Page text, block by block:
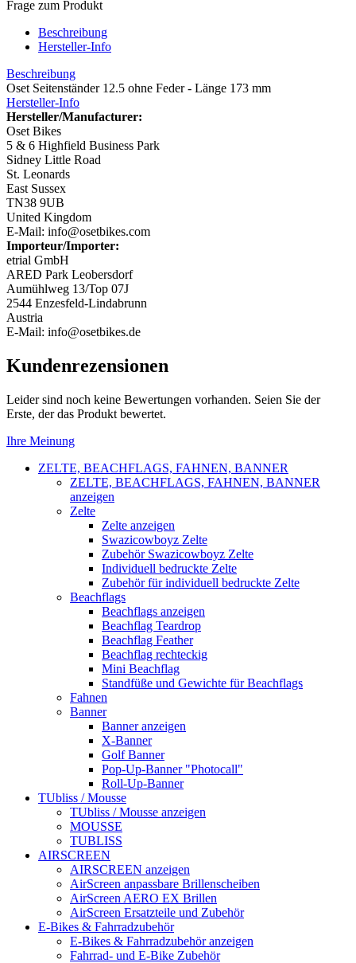
Frage zum Produkt
Beschreibung
Hersteller-Info
Beschreibung
Oset Seitenständer 12.5 ohne Feder - Länge 173 mm
Hersteller-Info
Hersteller/Manufacturer:
Oset Bikes
5 & 6 Highfield Business Park
Sidney Little Road
St. Leonards
East Sussex
TN38 9UB
United Kingdom
E-Mail: info@osetbikes.com
Importeur/Importer:
etrial GmbH
ARED Park Leobersdorf
Aumühlweg 13/Top 07J
2544 Enzesfeld-Lindabrunn
Austria
E-Mail: info@osetbikes.de
Kundenrezensionen
Leider sind noch keine Bewertungen vorhanden. Seien Sie der
Erste, der das Produkt bewertet.
Ihre Meinung
ZELTE, BEACHFLAGS, FAHNEN, BANNER
ZELTE, BEACHFLAGS, FAHNEN, BANNER
anzeigen
Zelte
Zelte anzeigen
Swazicowboyz Zelte
Zubehör Swazicowboyz Zelte
Individuell bedruckte Zelte
Zubehör für individuell bedruckte Zelte
Beachflags
Beachflags anzeigen
Beachflag Teardrop
Beachflag Feather
Beachflag rechteckig
Mini Beachflag
Standfüße und Gewichte für Beachflags
Fahnen
Banner
Banner anzeigen
X-Banner
Golf Banner
Pop-Up-Banner "Photocall"
Roll-Up-Banner
TUbliss / Mousse
TUbliss / Mousse anzeigen
MOUSSE
TUBLISS
AIRSCREEN
AIRSCREEN anzeigen
AirScreen anpassbare Brillenscheiben
AirScreen AERO EX Brillen
AirScreen Ersatzteile und Zubehör
E-Bikes & Fahrradzubehör
E-Bikes & Fahrradzubehör anzeigen
Fahrrad- und E-Bike Zubehör